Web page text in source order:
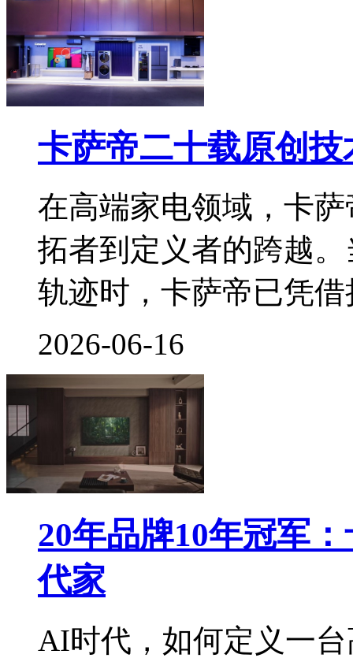
卡萨帝二十载原创
在高端家电领域，卡
拓者到定义者的跨越
轨迹时，卡萨帝已凭
2026-06-16
20年品牌10年冠军
代家
AI时代，如何定义一